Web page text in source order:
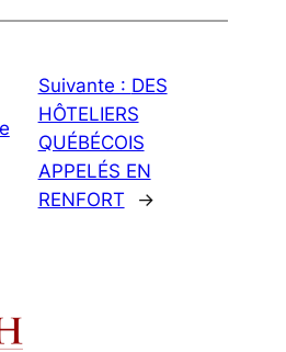
Suivante : DES
HÔTELIERS
QUÉBÉCOIS
APPELÉS EN
RENFORT
→